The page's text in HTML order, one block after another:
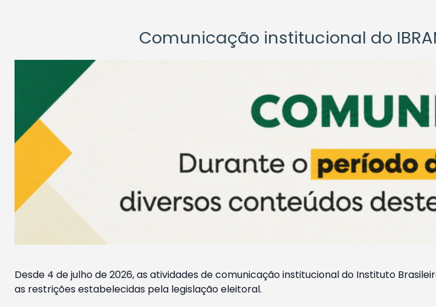
Comunicação institucional do
Desde 4 de julho de 2026, as atividades de comunicação institucional do Instituto
as restrições estabelecidas pela legislação eleitoral.